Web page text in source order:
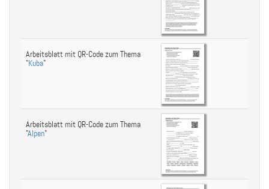
Arbeitsblatt mit QR-Code zum Thema
"Kuba"
Arbeitsblatt mit QR-Code zum Thema
"Alpen"